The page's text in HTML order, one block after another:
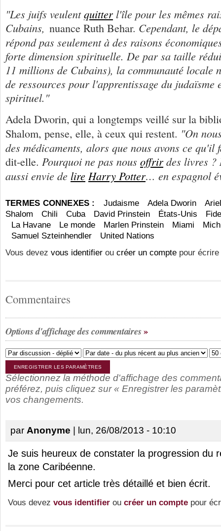
"Les juifs veulentquitter l'île pour les mêmes
Cubains, nuance Ruth Behar. Cependant, le
répond pas seulement à des raisons
forte dimension spirituelle. De par sa taille
11 millions de Cubains), la communauté locale
de ressources pour l'apprentissage du judaïsme
spirituel."
Adela Dworin, qui a longtemps veillé sur la
Shalom, pense, elle, à ceux qui restent. "On
des médicaments, alors que nous avons ce qu'il
dit-elle. Pourquoi ne pas nous offrir des livres ?
aussi envie de lire Harry Potter… en espagnol
TERMES CONNEXES : Judaisme Adela Dworin
Shalom
Chili Cuba David Prinstein États-Unis
La Havane
Le monde Marlen Prinstein Miami
Samuel Szteinhendler
United Nations
Vous devez vous identifier ou créer un compte pour
Commentaires
Options d'affichage des commentaires
Sélectionnez la méthode d'affichage des
préférez, puis cliquez sur « Enregistrer les
vos changements.
par Anonyme | lun, 26/08/2013 - 10:10
Je suis heureux de constater la progression du
la zone Caribéenne.
Merci pour cet article très détaillé et bien écrit.
Vous devez vous identifier ou créer un compte pour